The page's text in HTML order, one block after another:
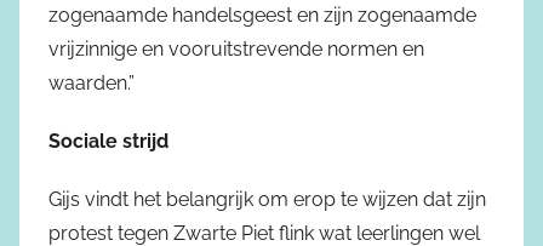
zogenaamde handelsgeest en zijn zogenaamde
vrijzinnige en vooruitstrevende normen en
waarden.”
Sociale strijd
Gijs vindt het belangrijk om erop te wijzen dat zijn
protest tegen Zwarte Piet flink wat leerlingen wel